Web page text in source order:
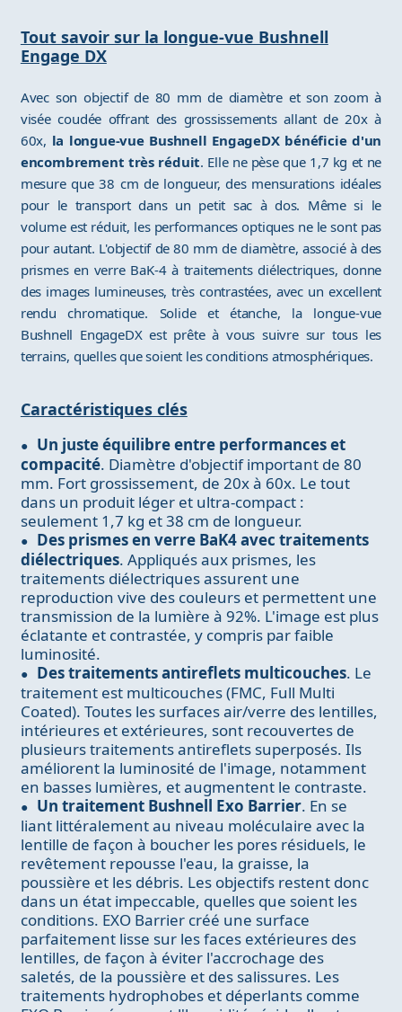
Tout savoir sur la longue-vue Bushnell
Engage DX
Avec son objectif de 80 mm de diamètre et son zoom à
visée coudée offrant des grossissements allant de 20x à
60x, la longue-vue Bushnell EngageDX bénéficie d'un
encombrement très réduit. Elle ne pèse que 1,7 kg et ne
mesure que 38 cm de longueur, des mensurations idéales
pour le transport dans un petit sac à dos. Même si le
volume est réduit, les performances optiques ne le sont pas
pour autant. L'objectif de 80 mm de diamètre, associé à des
prismes en verre BaK-4 à traitements diélectriques, donne
des images lumineuses, très contrastées, avec un excellent
rendu chromatique. Solide et étanche, la longue-vue
Bushnell EngageDX est prête à vous suivre sur tous les
terrains, quelles que soient les conditions atmosphériques.
Caractéristiques clés
Un juste équilibre entre performances et
compacité. Diamètre d'objectif important de 80
mm. Fort grossissement, de 20x à 60x. Le tout
dans un produit léger et ultra-compact :
seulement 1,7 kg et 38 cm de longueur.
Des prismes en verre BaK4 avec traitements
diélectriques. Appliqués aux prismes, les
traitements diélectriques assurent une
reproduction vive des couleurs et permettent une
transmission de la lumière à 92%. L'image est plus
éclatante et contrastée, y compris par faible
luminosité.
Des traitements antireflets multicouches. Le
traitement est multicouches (FMC, Full Multi
Coated). Toutes les surfaces air/verre des lentilles,
intérieures et extérieures, sont recouvertes de
plusieurs traitements antireflets superposés. Ils
améliorent la luminosité de l'image, notamment
en basses lumières, et augmentent le contraste.
Un traitement Bushnell Exo Barrier. En se
liant littéralement au niveau moléculaire avec la
lentille de façon à boucher les pores résiduels, le
revêtement repousse l'eau, la graisse, la
poussière et les débris. Les objectifs restent donc
dans un état impeccable, quelles que soient les
conditions. EXO Barrier créé une surface
parfaitement lisse sur les faces extérieures des
lentilles, de façon à éviter l'accrochage des
saletés, de la poussière et des salissures. Les
traitements hydrophobes et déperlants comme